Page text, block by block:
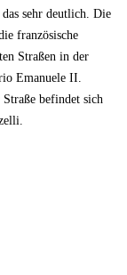
sehr deutlich. Die
französische
Straßen in der
Emanuele II.
befindet sich